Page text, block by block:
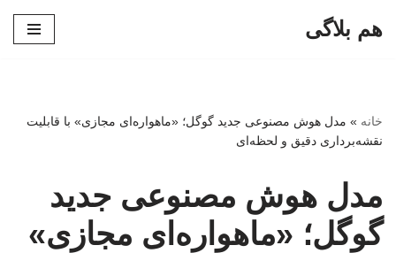
هم بلاگی
خانه » مدل هوش مصنوعی جدید گوگل؛ «ماهواره‌ای مجازی» با قابلیت
نقشه‌برداری دقیق و لحظه‌ای
مدل هوش مصنوعی جدید
گوگل؛ «ماهواره‌ای مجازی»